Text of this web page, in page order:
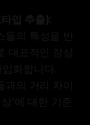
입 추출):
들의 특성을 반
대표적인 정상
화합니다.
의 거리 차이
'에 대한 기준